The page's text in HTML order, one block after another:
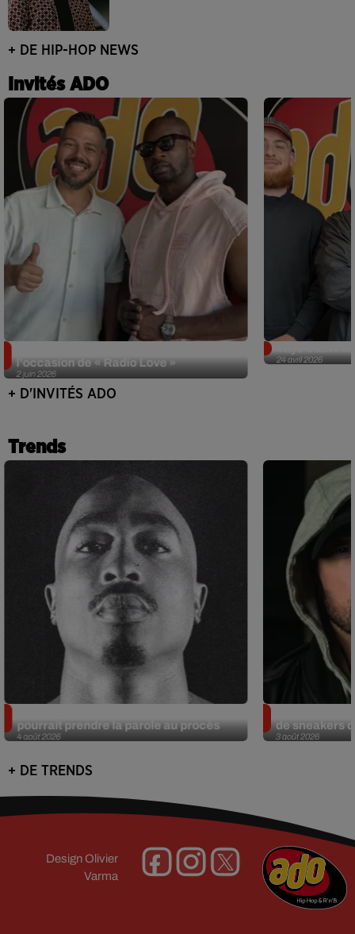
+ DE HIP-HOP NEWS
Invités ADO
2 juin 2026
l'occasion de « Radio Love »
24 avril 2026
+ D'INVITÉS ADO
Trends
4 août 2026
pourrait prendre la parole au procès
3 août 2026
de sneakers
+ DE TRENDS
Design Olivier
Varma